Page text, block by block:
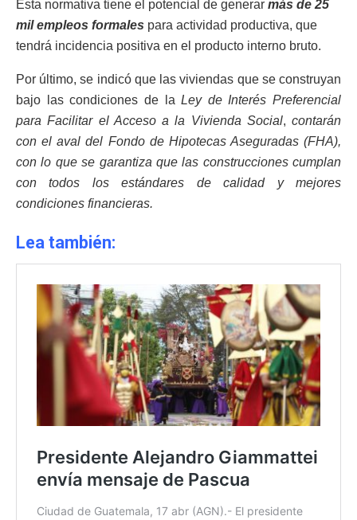
Esta normativa tiene el potencial de generar más de 25
mil empleos formales para actividad productiva, que
tendrá incidencia positiva en el producto interno bruto.
Por último, se indicó que las viviendas que se construyan
bajo las condiciones de laLey de Interés Preferencial
para Facilitar el Acceso a la Vivienda Social, contarán
con el aval del Fondo de Hipotecas Aseguradas (FHA),
con lo que se garantiza que las construcciones cumplan
con todos los estándares de calidad y mejores
condiciones financieras.
Lea también: